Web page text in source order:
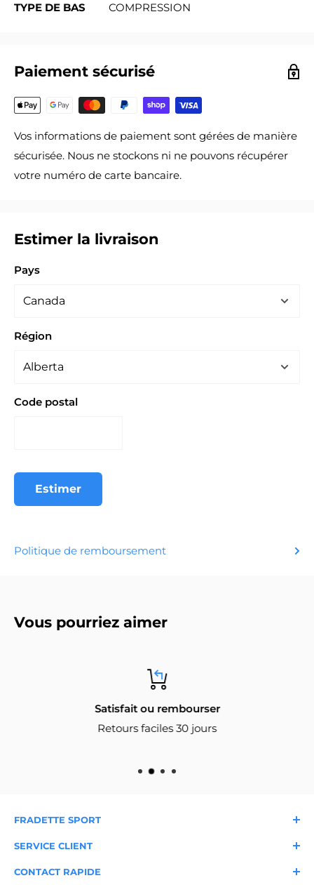
TYPE DE BAS
COMPRESSION
Paiement sécurisé
Vos informations de paiement sont gérées de manière
sécurisée. Nous ne stockons ni ne pouvons récupérer
votre numéro de carte bancaire.
Estimer la livraison
Pays
Région
Code postal
Estimer
Politique de remboursement
Vous pourriez aimer
Satisfait ou rembourser
Retours faciles 30 jours
FRADETTE SPORT
SERVICE CLIENT
CONTACT RAPIDE